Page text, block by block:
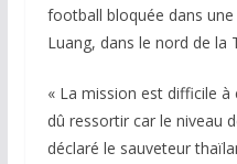
football bloquée dans
Luang, dans le nord de la
« La mission est difficile à
dû ressortir car le niveau
déclaré le sauveteur